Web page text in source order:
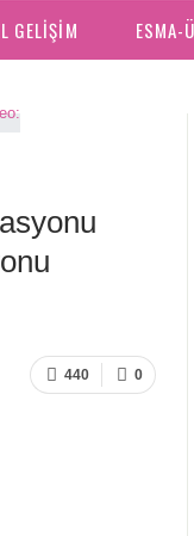
GELIŞIM ESMA-
0
440